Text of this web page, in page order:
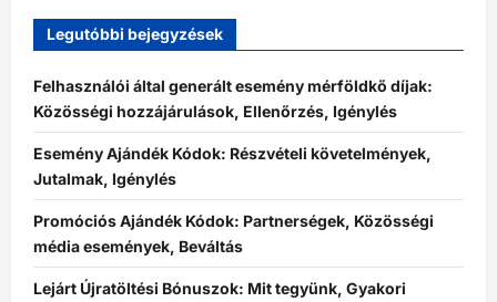
Legutóbbi bejegyzések
Felhasználói által generált esemény mérföldkő díjak:
Közösségi hozzájárulások, Ellenőrzés, Igénylés
Esemény Ajándék Kódok: Részvételi követelmények,
Jutalmak, Igénylés
Promóciós Ajándék Kódok: Partnerségek, Közösségi
média események, Beváltás
Lejárt Újratöltési Bónuszok: Mit tegyünk, Gyakori